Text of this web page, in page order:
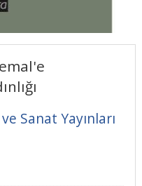
Sanat Yayınları